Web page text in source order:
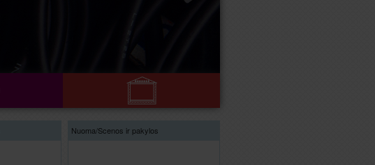
Nuoma/Scenos ir pakylos